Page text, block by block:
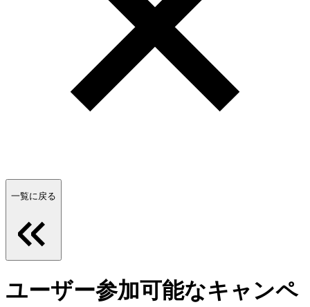
一覧に戻る
ユーザー参加可能なキャンペ